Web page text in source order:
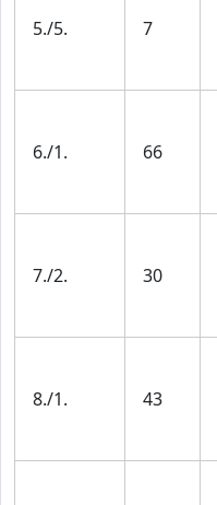
5./5. 7
6./1. 66
7./2. 30
8./1. 43